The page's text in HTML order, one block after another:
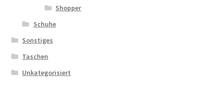
Shopper
Schuhe
Sonstiges
Taschen
Unkategorisiert